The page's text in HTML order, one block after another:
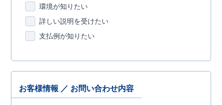
環境が知りたい
詳しい説明を受けたい
支払例が知りたい
お客様情報 ／ お問い合わせ内容